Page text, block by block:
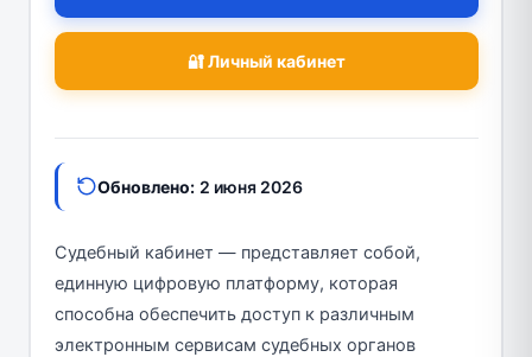
🔐 Личный кабинет
Обновлено: 2 июня 2026
Судебный кабинет — представляет собой,
единную цифровую платформу, которая
способна обеспечить доступ к различным
электронным сервисам судебных органов